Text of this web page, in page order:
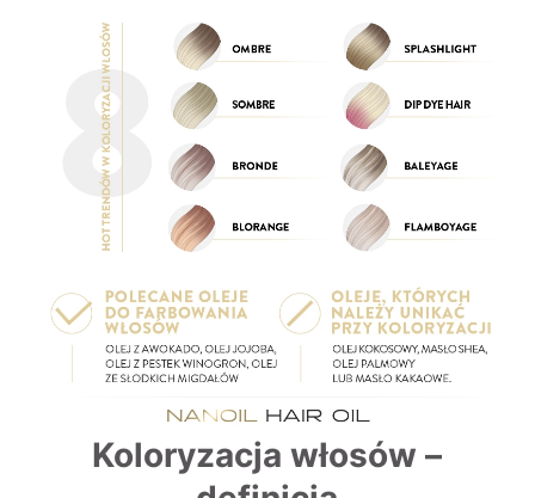
Koloryzacja włosów –